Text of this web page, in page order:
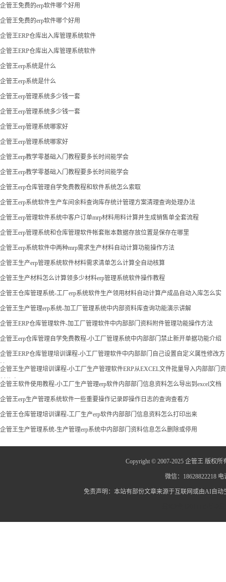
企管王免费的erp软件哪个好用
企管王免费的erp软件哪个好用
企管王ERP仓库出入库管理系统软件
企管王ERP仓库出入库管理系统软件
企管王erp系统是什么
企管王erp系统是什么
企管王erp管理系统多少钱一套
企管王erp管理系统多少钱一套
企管王erp管理系统哪家好
企管王erp管理系统哪家好
企管王erp教学零基础入门教程要多长时间能学会
企管王erp教学零基础入门教程要多长时间能学会
企管王erp仓库管理自学免费教程和软件系统怎么索取
企管王erp系统软件生产车间余料查询库存统计管理方案清理查询处理办法
企管王erp管理软件系统中客户订单mrp材料用料计算并生成销售单全套流程
企管王erp管理系统和仓库管理软件帐套账本数据存放位置是保存在哪里
企管王erp系统软件中两种mrp需求生产材料自动计算功能操作方法
企管王生产erp管理系统软件材料需求清单怎么计算全自动核算
企管王生产材料怎么计算领多少材料erp管理系统软件操作教程
企管王仓库管理系统-工厂erp系统软件生产领用材料自动计算产成品自动入库怎么实
现
企管王生产管理erp系统-加工厂管理系统中内部资料库查询功能演示讲解
企管王ERP仓库管理软件-加工厂管理软件中内部部门资料附件管理功能操作方法
企管王erp仓库管理自学免费教程-小工厂管理系统中内部部门禁止新开单据功能介绍
企管王ERP仓库管理培训课程-小工厂管理软件中内部部门自己设置自定义属性修改方
法
企管王生产管理培训课程-小工厂生产管理软件ERP从EXCEL文件批量导入内部部门资
料信息
企管王软件使用教程-小工厂生产管理erp软件内部部门信息资料怎么导出到excel文档
企管王erp生产管理系统软件一些重要操作记录即操作日志的查询查看方
企管王仓库管理培训课程-工厂生产erp软件内部部门信息资料怎么打印出来
企管王生产管理系统-生产管理erp系统中内部部门资料信息怎么删除或停用
Copyright © 2007-2025 企管王 版权所
微信：18628822218
免责声明：本站有部份文章来源于互联网或由AI自